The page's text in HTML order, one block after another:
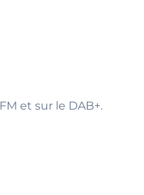
et sur le DAB+.